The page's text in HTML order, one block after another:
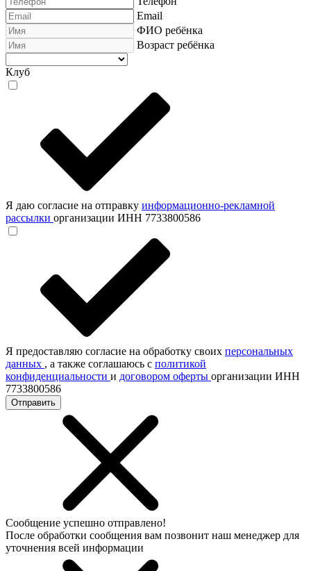
Email
ФИО ребёнка
Возраст ребёнка
Клуб
Я даю согласие на отправку информационно-рекламной
рассылки организации ИНН 7733800586
Я предоставляю согласие на обработку своих персональных
данных , а также соглашаюсь с политикой
конфиденциальности и договором оферты организации ИНН
7733800586
Отправить
Сообщение успешно отправлено!
После обработки сообщения вам позвонит наш менеджер для
уточнения всей информации